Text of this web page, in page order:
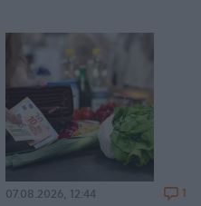
07.08.2026, 12:44 1